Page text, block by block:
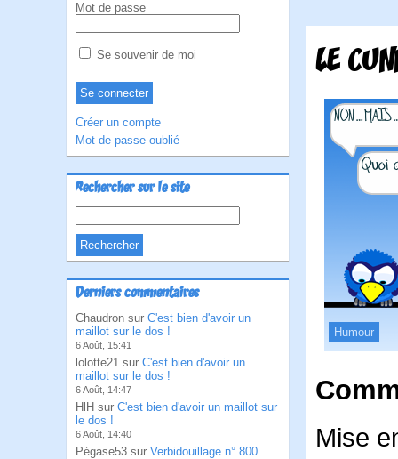
Mot de passe
Se souvenir de moi
Créer un compte
Mot de passe oublié
Rechercher sur le site
Derniers commentaires
Chaudron sur C'est bien d'avoir un
maillot sur le dos !
6 Août, 15:41
lolotte21 sur C'est bien d'avoir un
maillot sur le dos !
6 Août, 14:47
HlH sur C'est bien d'avoir un maillot sur
le dos !
6 Août, 14:40
Pégase53 sur Verbidouillage n° 800
LE
Humour
Mise